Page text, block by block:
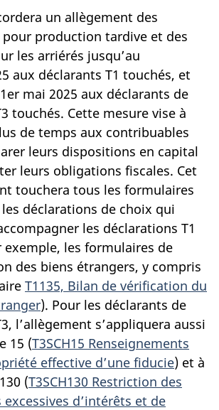
un allègement des
production tardive et des
les arriérés jusqu’au
aux déclarants T1 touchés, et
mai 2025 aux déclarants de
touchés. Cette mesure vise à
de temps aux contribuables
leurs dispositions en capital
leurs obligations fiscales. Cet
touchera tous les formulaires
déclarations de choix qui
les déclarations T1
exemple, les formulaires de
des biens étrangers, y compris
T1135, Bilan de vérification du
). Pour les déclarants de
l’allègement s’appliquera aussi
15 (T3SCH15 Renseignements
effective d’une fiducie) et à
(T3SCH130 Restriction des
excessives d’intérêts et de